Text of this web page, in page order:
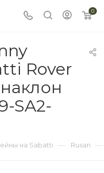
0
Rover
SA2-
на Sabatti — Rusan —